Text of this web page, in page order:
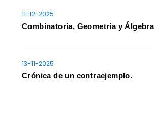
11-12-2025
Combinatoria, Geometría y Álgebra
13-11-2025
Crónica de un contraejemplo.